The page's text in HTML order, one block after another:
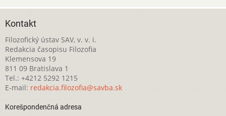
Kontakt
Filozofický ústav SAV, v. v. i.
Redakcia časopisu Filozofia
Klemensova 19
811 09 Bratislava 1
Tel.: +4212 5292 1215
E-mail: redakcia.filozofia@savba.sk
Korešpondenčná adresa